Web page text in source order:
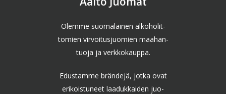
Olemme suomalainen alkoholit-
tomien virvoitusjuomien maahan-
tuoja ja verkkokauppa.
Edustamme brändejä, jotka ovat
erikoistuneet laadukkaiden juo-